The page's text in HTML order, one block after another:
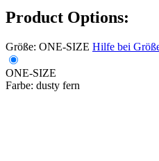
Product Options:
Größe: ONE-SIZE Hilfe bei
ONE-SIZE
Farbe: dusty fern